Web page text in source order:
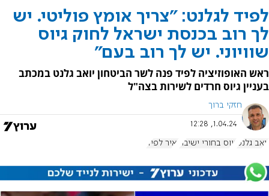
לפיד לגלנט: "צריך אומץ פוליטי. יש
לך רוב בכנסת ישראל לחוק גיוס
שוויוני. יש לך רוב בעם"
ראש האופוזיציה לפיד פנה לשר הביטחון יואב גלנט במכתב
בעניין גיוס חרדים לשירות בצה"ל
חזקי ברוך
1.04.24, 12:28
יואב גלנט גיוס בחורי ישיבה יאיר לפיד